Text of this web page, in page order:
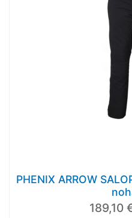
PHENIX ARROW
189,10